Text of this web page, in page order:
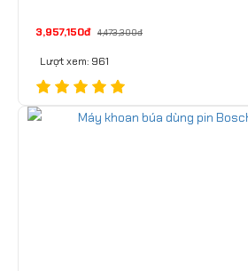
3,957,150đ 4,473,300đ
Lượt xem: 961